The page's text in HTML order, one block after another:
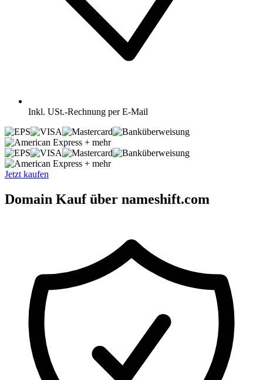
Inkl. USt.-Rechnung per E-Mail
+ mehr
+ mehr
Jetzt kaufen
Domain Kauf über nameshift.com